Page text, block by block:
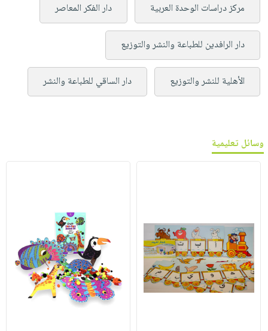
مركز دراسات الوحدة العربية دار الفكر المعاصر
دار الرافدين للطباعة والنشر والتوزيع
الأهلية للنشر والتوزيع دار الساقي للطباعة والنشر
وسائل تعليمية